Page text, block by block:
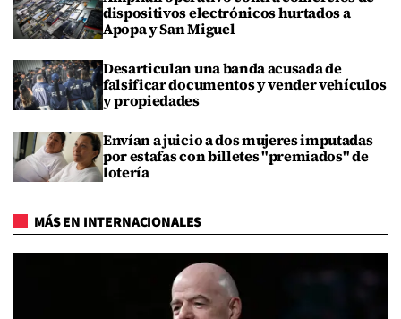
dispositivos electrónicos hurtados a
Apopa y San Miguel
Desarticulan una banda acusada de
falsificar documentos y vender vehículos
y propiedades
Envían a juicio a dos mujeres imputadas
por estafas con billetes "premiados" de
lotería
MÁS EN INTERNACIONALES